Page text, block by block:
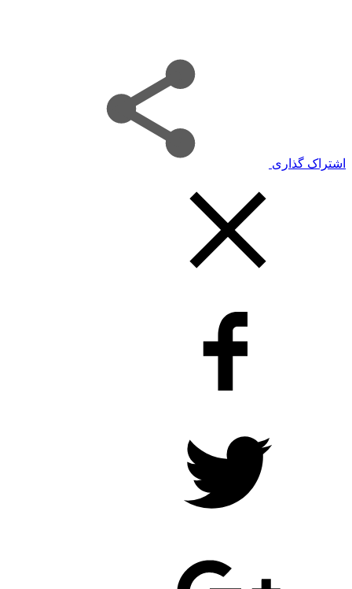
اشتراک گذاری